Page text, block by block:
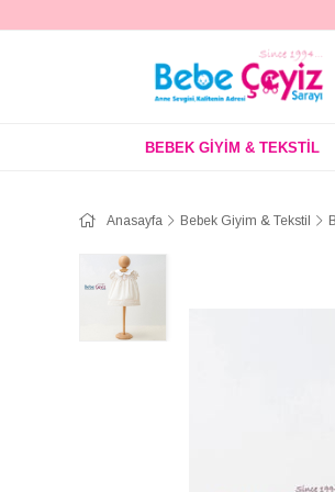
BEBEK GİYİM & TEKSTİL
Anasayfa Bebek Giyim & Tekstil